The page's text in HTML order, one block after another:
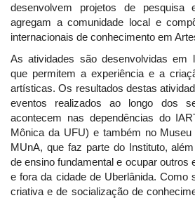
desenvolvem projetos de pesquisa
agregam a comunidade local e
internacionais de conhecimento em
As atividades são desenvolvidas em
que permitem a experiência e a
artísticas. Os resultados destas
eventos realizados ao longo dos
acontecem nas dependências do
Mônica da UFU) e também no
MUnA, que faz parte do Instituto,
de ensino fundamental e ocupar outros
e fora da cidade de Uberlânida. Como
criativa e de socialização de